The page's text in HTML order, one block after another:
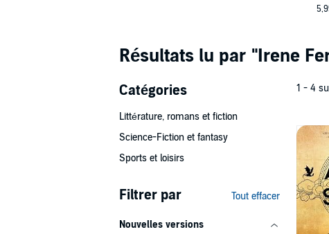
Résultats lu par "Irene
Catégories
Littérature, romans et fiction
Science-Fiction et fantasy
Sports et loisirs
Filtrer par Tout effacer
Nouvelles versions
1 - 4